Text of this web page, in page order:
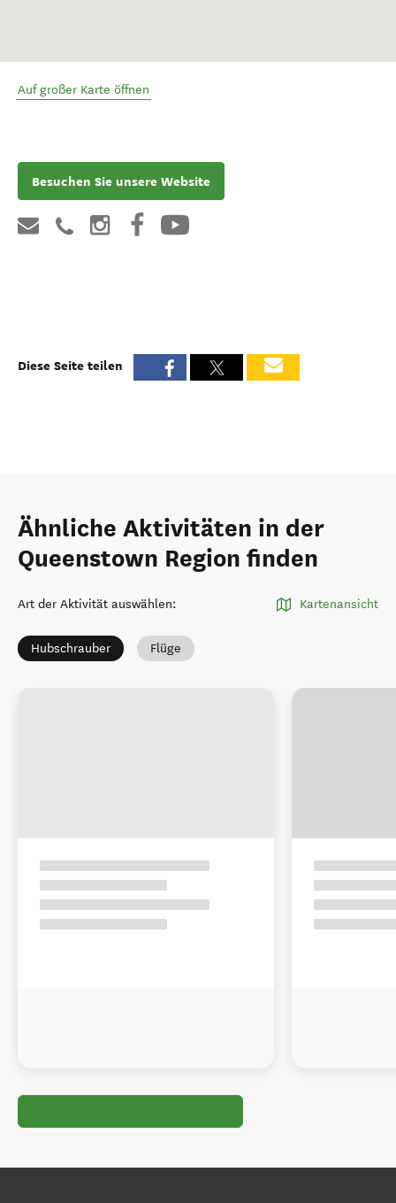
Auf großer Karte öffnen
Besuchen Sie unsere Website
Diese Seite teilen
Ähnliche Aktivitäten in der
Queenstown Region finden
Art der Aktivität auswählen: Kartenansicht
Hubschrauber Flüge